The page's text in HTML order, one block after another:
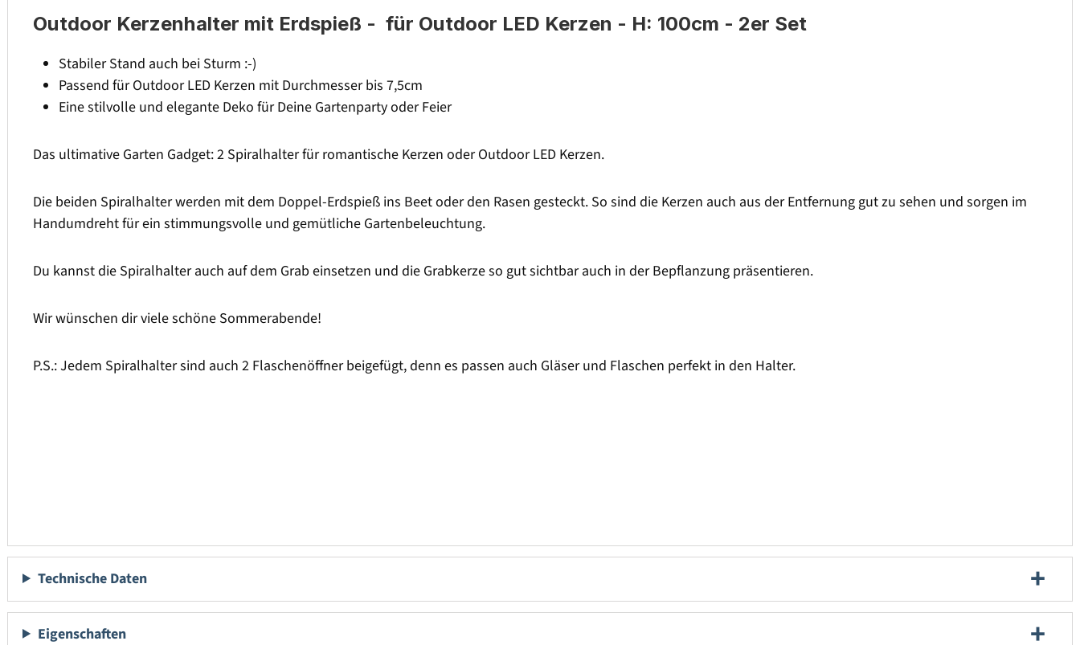
Outdoor Kerzenhalter mit Erdspieß - für Outdoor LED Kerzen - H: 100cm - 2er Set
Stabiler Stand auch bei Sturm :-)
Passend für Outdoor LED Kerzen mit Durchmesser bis 7,5cm
Eine stilvolle und elegante Deko für Deine Gartenparty oder Feier
Das ultimative Garten Gadget: 2 Spiralhalter für romantische Kerzen oder Outdoor LED Kerzen.
Die beiden Spiralhalter werden mit dem Doppel-Erdspieß ins Beet oder den Rasen gesteckt. So sind die Kerzen auch aus der Entfernung gut zu sehen und sorgen im
Handumdreht für ein stimmungsvolle und gemütliche Gartenbeleuchtung.
Du kannst die Spiralhalter auch auf dem Grab einsetzen und die Grabkerze so gut sichtbar auch in der Bepflanzung präsentieren.
Wir wünschen dir viele schöne Sommerabende!
P.S.: Jedem Spiralhalter sind auch 2 Flaschenöffner beigefügt, denn es passen auch Gläser und Flaschen perfekt in den Halter.
Technische Daten
Eigenschaften